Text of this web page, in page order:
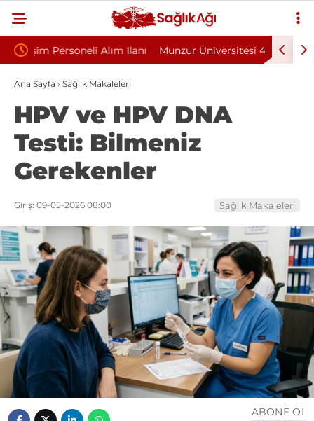
İlanı Munzur Üniversitesi 4/B Sözleşmeli Personel
Alım İlanı Yayımlandı
Ana Sayfa › Sağlık Makaleleri
HPV ve HPV DNA
Testi: Bilmeniz
Gerekenler
Giriş: 09-05-2026 08:00 Sağlık Makaleleri
ABONE OL